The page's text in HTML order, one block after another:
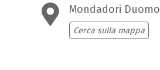
Mondadori Duomo
Cerca sulla mappa